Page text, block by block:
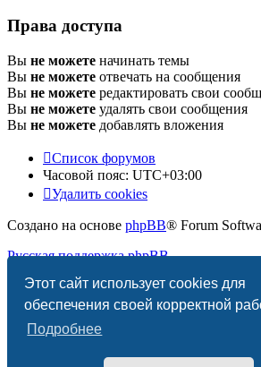
Этот сайт использует cookies для
обеспечения своей корректной
Подробнее
Права доступа
Вы не можете начинать темы
Вы не можете отвечать на сообщения
Вы не можете редактировать свои
Вы не можете удалять свои сообщения
Вы не можете добавлять вложения
Список форумов
Часовой пояс: UTC+03:00
Удалить cookies
Создано на основе phpBB® Forum
Русская поддержка phpBB
Конфиденциальность |Правила